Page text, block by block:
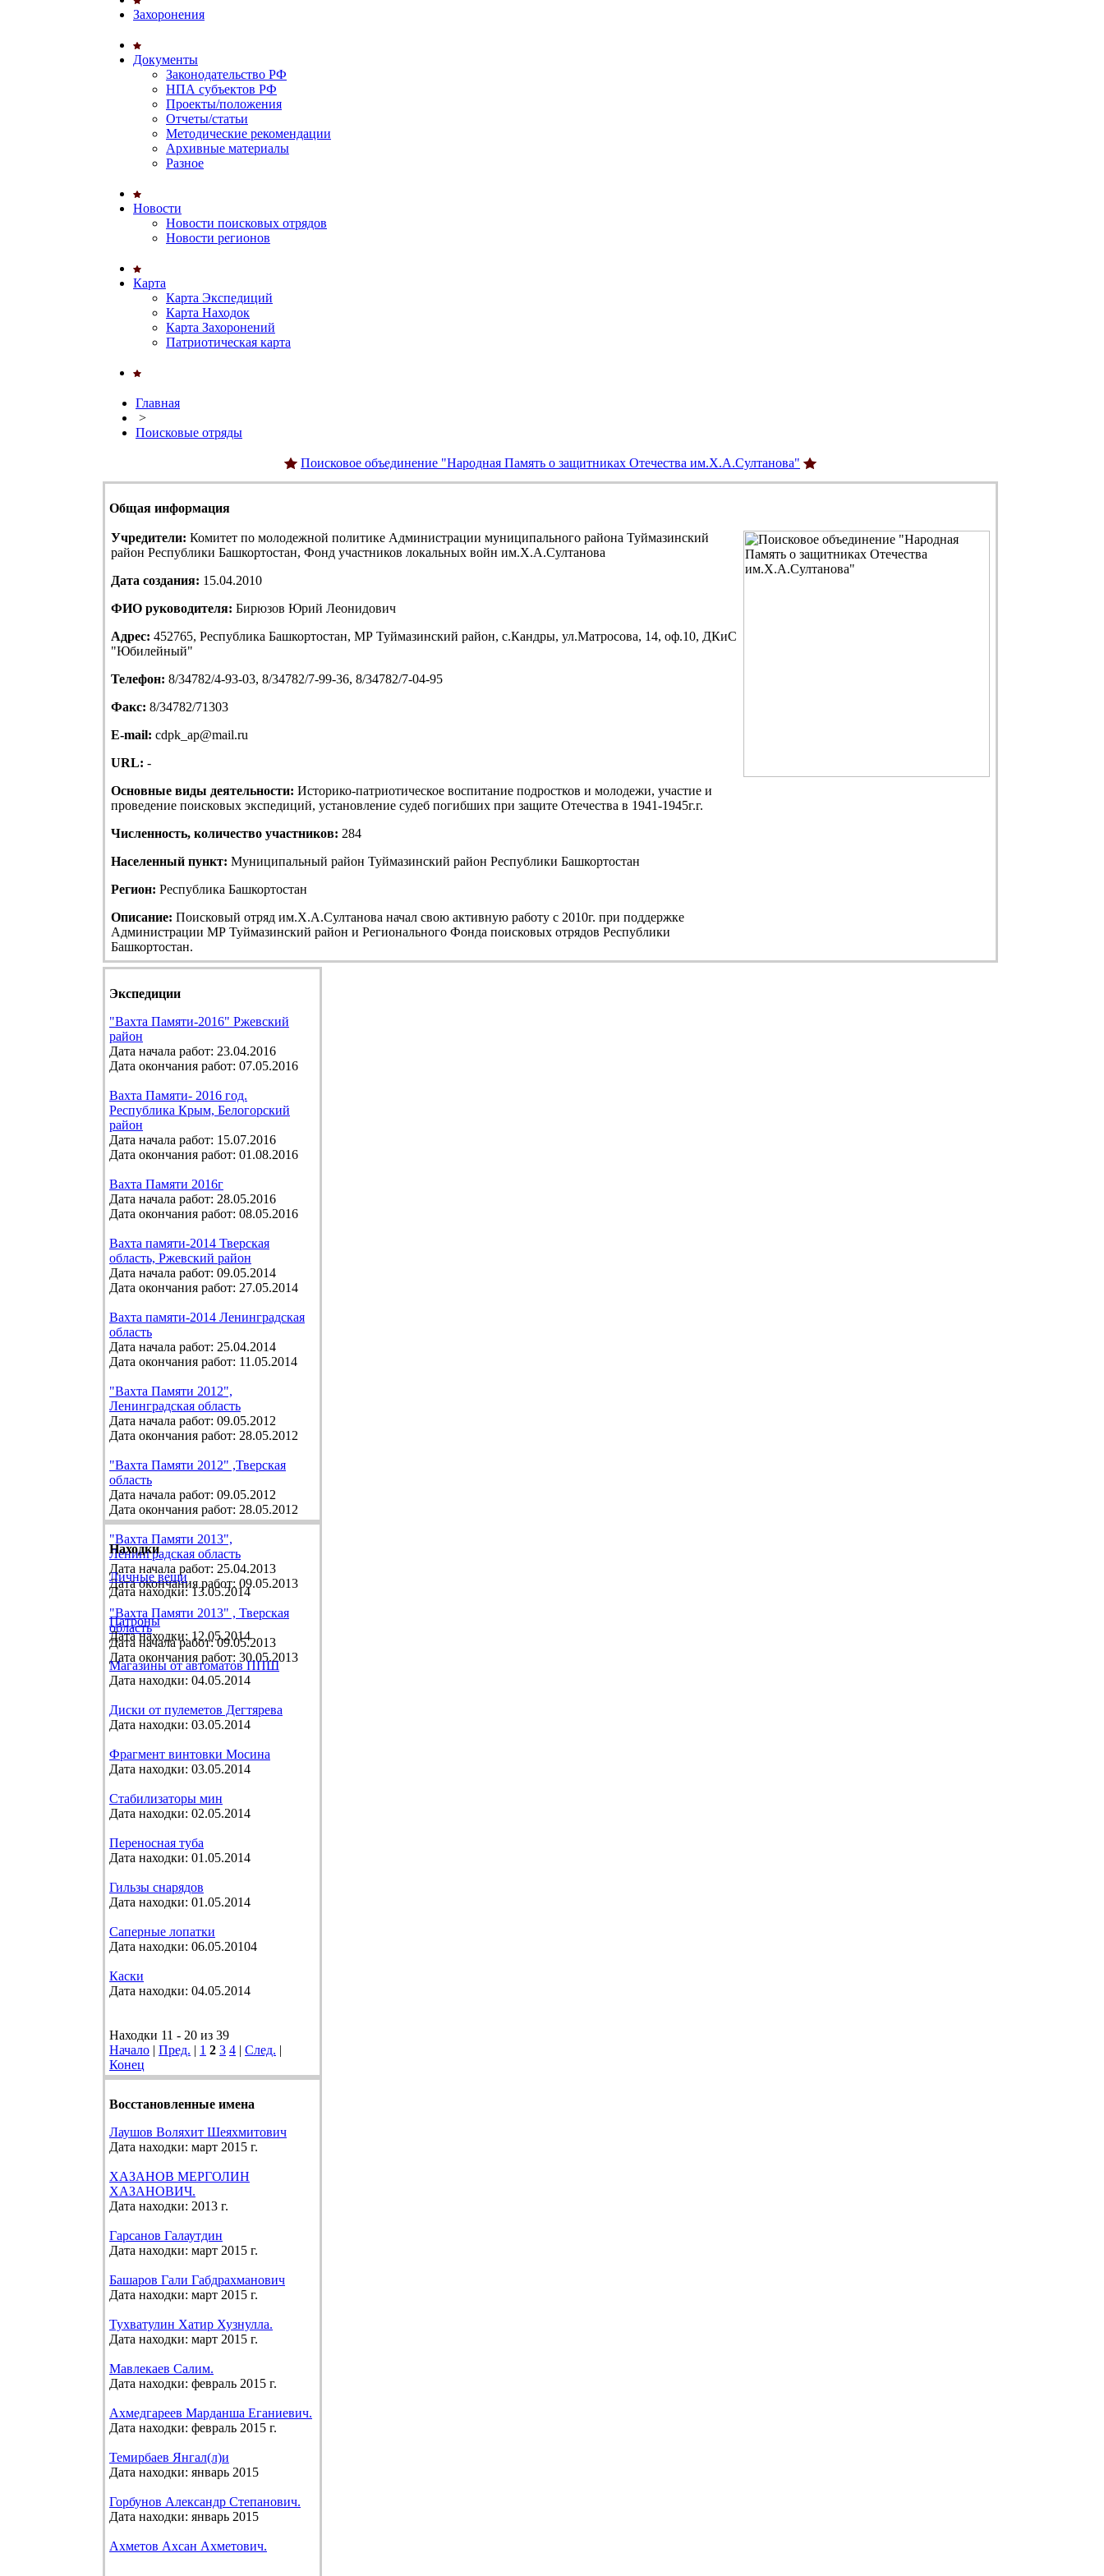
Захоронения
Документы
Законодательство РФ
НПА субъектов РФ
Проекты/положения
Отчеты/статьи
Методические рекомендации
Архивные материалы
Разное
Новости
Новости поисковых отрядов
Новости регионов
Карта
Карта Экспедиций
Карта Находок
Карта Захоронений
Патриотическая карта
Главная
>
Поисковые отряды
Поисковое объединение "Народная Память о защитниках Отечества им.Х.А.Султанова"
Общая информация
Учредители: Комитет по молодежной политике Администрации муниципального района Туймазинский
район Республики Башкортостан, Фонд участников локальных войн им.Х.А.Султанова
Дата создания: 15.04.2010
ФИО руководителя: Бирюзов Юрий Леонидович
Адрес: 452765, Республика Башкортостан, МР Туймазинский район, с.Кандры, ул.Матросова, 14, оф.10, ДКиС
"Юбилейный"
Телефон: 8/34782/4-93-03, 8/34782/7-99-36, 8/34782/7-04-95
Факс: 8/34782/71303
E-mail: cdpk_ap@mail.ru
URL: -
Основные виды деятельности: Историко-патриотическое воспитание подростков и молодежи, участие и
проведение поисковых экспедиций, установление судеб погибших при защите Отечества в 1941-1945г.г.
Численность, количество участников: 284
Населенный пункт: Муниципальный район Туймазинский район Республики Башкортостан
Регион: Республика Башкортостан
Описание: Поисковый отряд им.Х.А.Султанова начал свою активную работу с 2010г. при поддержке
Администрации МР Туймазинский район и Регионального Фонда поисковых отрядов Республики
Башкортостан.
Экспедиции
"Вахта Памяти-2016" Ржевский
район
Дата начала работ: 23.04.2016
Дата окончания работ: 07.05.2016
Вахта Памяти- 2016 год.
Республика Крым, Белогорский
район
Дата начала работ: 15.07.2016
Дата окончания работ: 01.08.2016
Вахта Памяти 2016г
Дата начала работ: 28.05.2016
Дата окончания работ: 08.05.2016
Вахта памяти-2014 Тверская
область, Ржевский район
Дата начала работ: 09.05.2014
Дата окончания работ: 27.05.2014
Вахта памяти-2014 Ленинградская
область
Дата начала работ: 25.04.2014
Дата окончания работ: 11.05.2014
"Вахта Памяти 2012",
Ленинградская область
Дата начала работ: 09.05.2012
Дата окончания работ: 28.05.2012
"Вахта Памяти 2012" ,Тверская
область
Дата начала работ: 09.05.2012
Дата окончания работ: 28.05.2012
"Вахта Памяти 2013",
Ленинградская область
Дата начала работ: 25.04.2013
Дата окончания работ: 09.05.2013
"Вахта Памяти 2013" , Тверская
область
Дата начала работ: 09.05.2013
Дата окончания работ: 30.05.2013
Находки
Личные вещи
Дата находки: 13.05.2014
Патроны
Дата находки: 12.05.2014
Магазины от автоматов ППШ
Дата находки: 04.05.2014
Диски от пулеметов Дегтярева
Дата находки: 03.05.2014
Фрагмент винтовки Мосина
Дата находки: 03.05.2014
Стабилизаторы мин
Дата находки: 02.05.2014
Переносная туба
Дата находки: 01.05.2014
Гильзы снарядов
Дата находки: 01.05.2014
Саперные лопатки
Дата находки: 06.05.20104
Каски
Дата находки: 04.05.2014
Находки 11 - 20 из 39
Начало | Пред. | 1 2 3 4 | След. |
Конец
Восстановленные имена
Лаушов Воляхит Шеяхмитович
Дата находки: март 2015 г.
ХАЗАНОВ МЕРГОЛИН
ХАЗАНОВИЧ.
Дата находки: 2013 г.
Гарсанов Галаутдин
Дата находки: март 2015 г.
Башаров Гали Габдрахманович
Дата находки: март 2015 г.
Тухватулин Хатир Хузнулла.
Дата находки: март 2015 г.
Мавлекаев Салим.
Дата находки: февраль 2015 г.
Ахмедгареев Марданша Еганиевич.
Дата находки: февраль 2015 г.
Темирбаев Янгал(л)и
Дата находки: январь 2015
Горбунов Александр Степанович.
Дата находки: январь 2015
Ахметов Ахсан Ахметович.